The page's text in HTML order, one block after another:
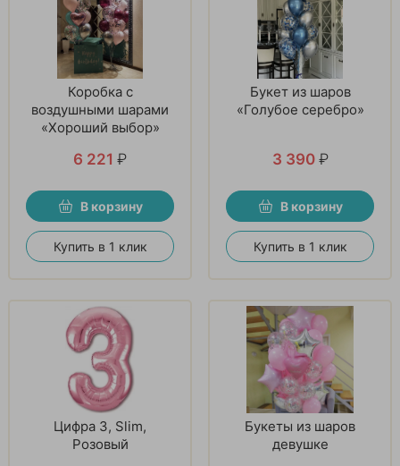
Коробка с
воздушными шарами
«Хороший выбор»
6 221 ₽
В корзину
Купить в 1 клик
Букет из шаров
«Голубое серебро»
3 390 ₽
В корзину
Купить в 1 клик
Цифра 3, Slim,
Розовый
Букеты из шаров
девушке